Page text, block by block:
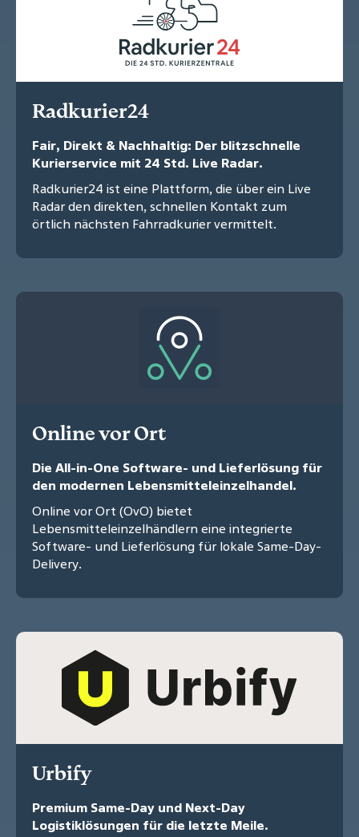
Radkurier24
Fair, Direkt & Nachhaltig: Der blitzschnelle
Kurierservice mit 24 Std. Live Radar.
Radkurier24 ist eine Plattform, die über ein Live
Radar den direkten, schnellen Kontakt zum
örtlich nächsten Fahrradkurier vermittelt.
Online vor Ort
Die All-in-One Software- und Lieferlösung für
den modernen Lebensmitteleinzelhandel.
Online vor Ort (OvO) bietet
Lebensmitteleinzelhändlern eine integrierte
Software- und Lieferlösung für lokale Same-Day-
Delivery.
Urbify
Premium Same-Day und Next-Day
Logistiklösungen für die letzte Meile.